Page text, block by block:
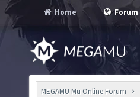
Home Forum
MEGAMU Mu Online Forum